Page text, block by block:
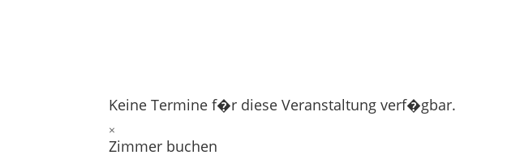
Keine Termine f�r diese Veranstaltung verf�gbar.
×
Zimmer buchen